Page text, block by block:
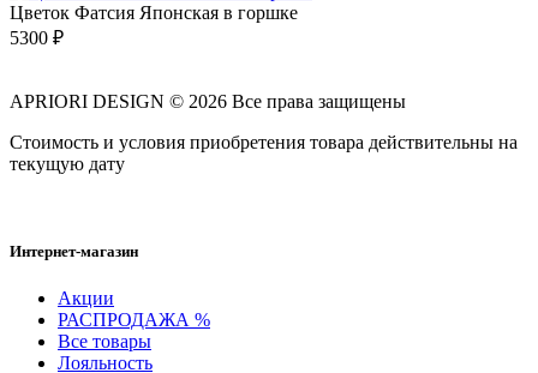
Цветок Фатсия Японская в горшке
5300 ₽
APRIORI DESIGN © 2026 Все права защищены
Cтоимость и условия приобретения товара действительны на
текущую дату
Интернет-магазин
Акции
РАСПРОДАЖА %
Все товары
Лояльность